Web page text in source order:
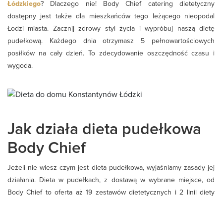
Łódzkiego? Dlaczego nie! Body Chief catering dietetyczny
dostępny jest także dla mieszkańców tego leżącego nieopodal
Łodzi miasta. Zacznij zdrowy styl życia i wypróbuj naszą dietę
pudełkową. Każdego dnia otrzymasz 5 pełnowartościowych
posiłków na cały dzień. To zdecydowanie oszczędność czasu i
wygoda.
Jak działa dieta pudełkowa
Body Chief
Jeżeli nie wiesz czym jest dieta pudełkowa, wyjaśniamy zasady jej
działania. Dieta w pudełkach, z dostawą w wybrane miejsce, od
Body Chief to oferta aż 19 zestawów dietetycznych i 2 linii diety